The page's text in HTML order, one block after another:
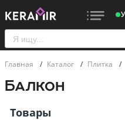
Главная / Каталог / Плитка /
Балкон
Товары